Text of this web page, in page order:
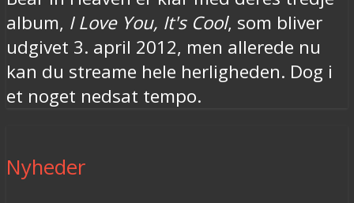
album, I Love You, It's Cool, som bliver
udgivet 3. april 2012, men allerede nu
kan du streame hele herligheden. Dog i
et noget nedsat tempo.
Nyheder